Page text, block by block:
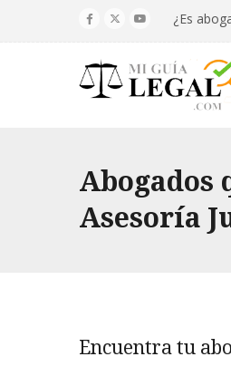
¿Es
Abogados
Asesoría
Encuentra tu